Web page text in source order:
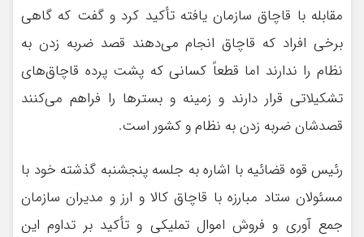
مقابله با قاچاق سازمان یافته تأکید کرد و گفت که گاهی
برخی افراد که قاچاق انجام می‌دهند قصد ضربه زدن به
نظام را ندارند اما قطعاً کسانی که پشت پرده قاچاق‌های
تشکیلاتی قرار دارند و زمینه و بسترها را فراهم می‌کنند
قصدشان ضربه زدن به نظام و کشور است.
رئیس قوه قضائیه با اشاره به جلسه پنجشنبه گذشته خود با
مسئولان ستاد مبارزه با قاچاق کالا و ارز و مدیران سازمان
جمع آوری و فروش اموال تملیکی و تأکید بر تداوم این